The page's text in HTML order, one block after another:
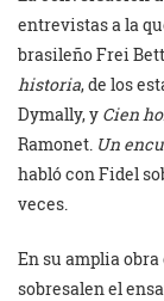
entrevistas a la
brasileño Frei
historia, de los
Dymally, y Cien
Ramonet. Un
habló con Fidel
veces.
En su amplia
sobresalen el